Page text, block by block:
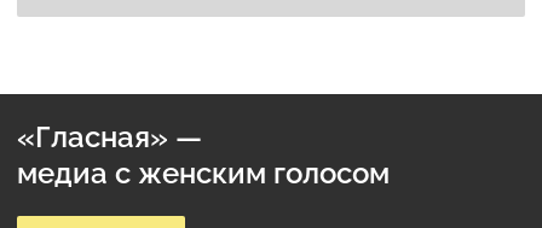
«Гласная» —
медиа с женским голосом